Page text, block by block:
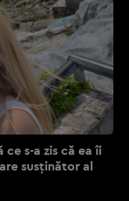
s-a zis că ea îi
susținător al